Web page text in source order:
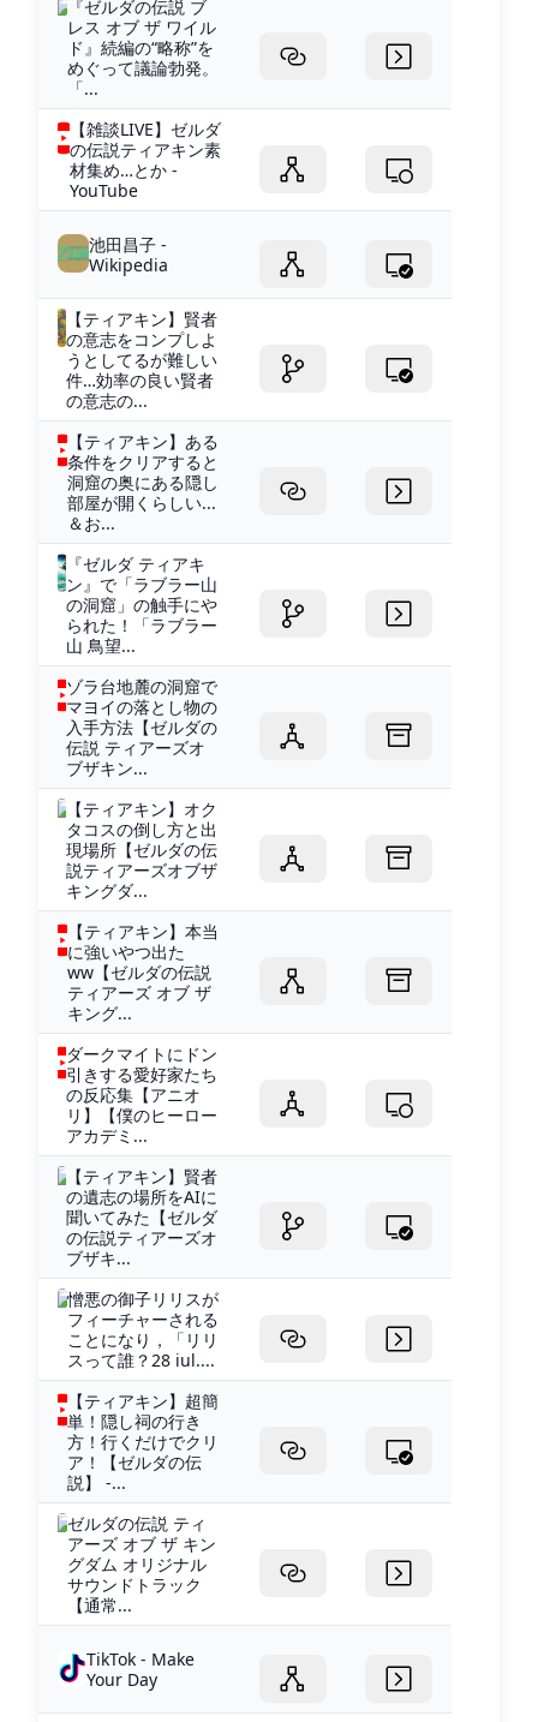
『ゼルダの伝説 ブ
レス オブ ザ ワイル
ド』続編の“略称”を
めぐって議論勃発。
「...
【雑談LIVE】ゼルダ
の伝説ティアキン素
材集め…とか -
YouTube
池田昌子 -
Wikipedia
【ティアキン】賢者
の意志をコンプしよ
うとしてるが難しい
件…効率の良い賢者
の意志の...
【ティアキン】ある
条件をクリアすると
洞窟の奥にある隠し
部屋が開くらしい...
＆お...
『ゼルダ ティアキ
ン』で「ラブラー山
の洞窟」の触手にや
られた！「ラブラー
山 鳥望...
ゾラ台地麓の洞窟で
マヨイの落とし物の
入手方法【ゼルダの
伝説 ティアーズオ
ブザキン...
【ティアキン】オク
タコスの倒し方と出
現場所【ゼルダの伝
説ティアーズオブザ
キングダ...
【ティアキン】本当
に強いやつ出た
ww【ゼルダの伝説
ティアーズ オブ ザ
キング...
ダークマイトにドン
引きする愛好家たち
の反応集【アニオ
リ】【僕のヒーロー
アカデミ...
【ティアキン】賢者
の遺志の場所をAIに
聞いてみた【ゼルダ
の伝説ティアーズオ
ブザキ...
憎悪の御子リリスが
フィーチャーされる
ことになり，「リリ
スって誰？28 iul....
【ティアキン】超簡
単！隠し祠の行き
方！行くだけでクリ
ア！【ゼルダの伝
説】 -...
ゼルダの伝説 ティ
アーズ オブ ザ キン
グダム オリジナル
サウンドトラック
【通常...
TikTok - Make
Your Day